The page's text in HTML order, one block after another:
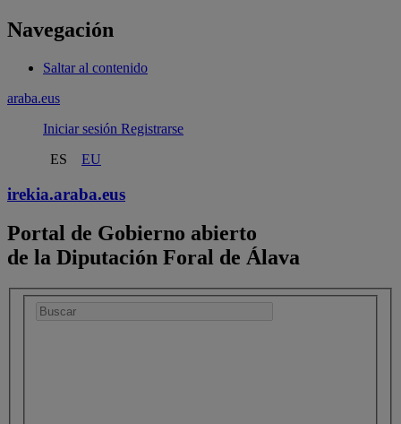
Navegación
Saltar al contenido
araba.eus
Iniciar sesión Registrarse
ES
EU
irekia.araba.eus
Portal de Gobierno abierto
de la Diputación Foral de Álava